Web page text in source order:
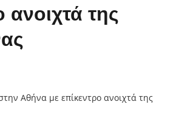
ανοιχτά της
Αθήνα με επίκεντρο ανοιχτά της